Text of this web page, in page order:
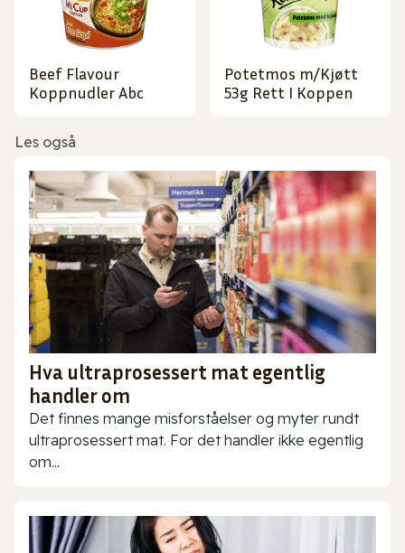
Beef Flavour
Koppnudler Abc
Potetmos m/Kjøtt
53g Rett I Koppen
Les også
Hva ultraprosessert mat egentlig
handler om
Det finnes mange misforståelser og myter rundt
ultraprosessert mat. For det handler ikke egentlig
om...